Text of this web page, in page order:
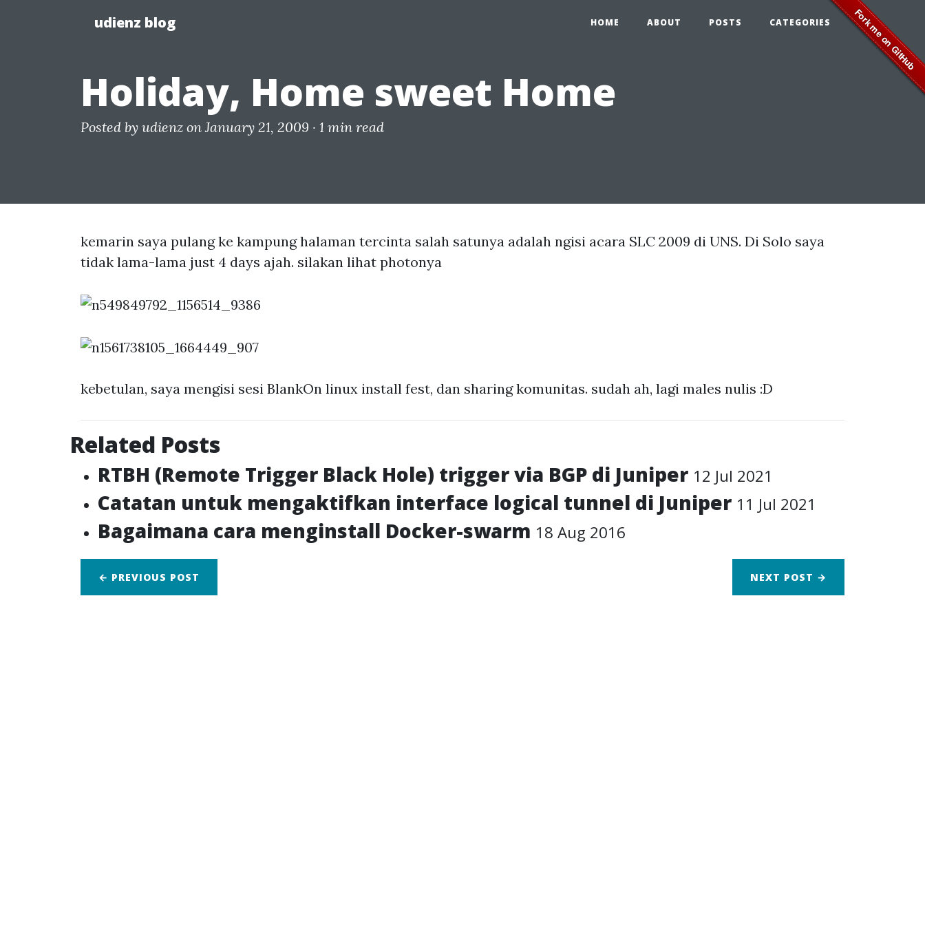
udienz blog HOME ABOUT POSTS CATEGORIES
Holiday, Home sweet Home
Posted by udienz on January 21, 2009 · 1 min read
kemarin saya pulang ke kampung halaman tercinta salah satunya adalah ngisi acara SLC 2009 di UNS. Di Solo saya
tidak lama-lama just 4 days ajah. silakan lihat photonya
kebetulan, saya mengisi sesi BlankOn linux install fest, dan sharing komunitas. sudah ah, lagi males nulis :D
Related Posts
RTBH (Remote Trigger Black Hole) trigger via BGP di Juniper 12 Jul 2021
Catatan untuk mengaktifkan interface logical tunnel di Juniper 11 Jul 2021
Bagaimana cara menginstall Docker-swarm 18 Aug 2016
← PREVIOUS POST NEXT POST →